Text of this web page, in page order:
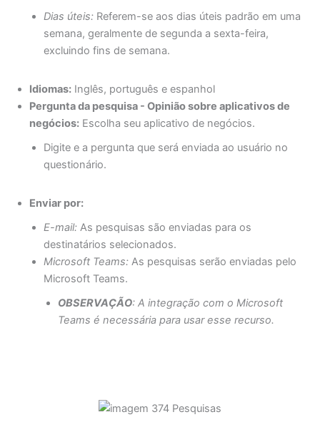
Dias úteis:Referem-se aos dias úteis padrão em uma
semana, geralmente de segunda a sexta-feira,
excluindo fins de semana.
Idiomas:Inglês, português e espanhol
Pergunta da pesquisa - Opinião sobre aplicativos de
negócios:Escolha seu aplicativo de negócios.
Digite e a pergunta que será enviada ao usuário no
questionário.
Enviar por:
E-mail:As pesquisas são enviadas para os
destinatários selecionados.
Microsoft Teams:As pesquisas serão enviadas pelo
Microsoft Teams.
OBSERVAÇÃO: A integração com o Microsoft
Teams é necessária para usar esse recurso.